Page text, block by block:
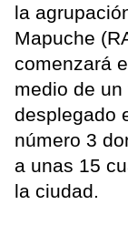
la
Mapuche
comenzará
medio de
desplegado
número 3
a unas 15
la ciudad.